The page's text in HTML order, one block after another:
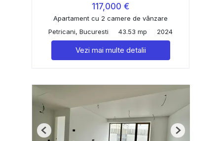
117,000 €
Apartament cu 2 camere de vânzare
Petricani, Bucuresti
43.53 mp 2024
Vezi mai multe detalii
Previous Next